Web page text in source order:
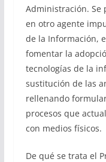
Administración. Se
en otro agente
de la Información,
fomentar la
tecnologías de la
sustitución de las
rellenando
procesos que
con medios físicos.
De qué se trata el